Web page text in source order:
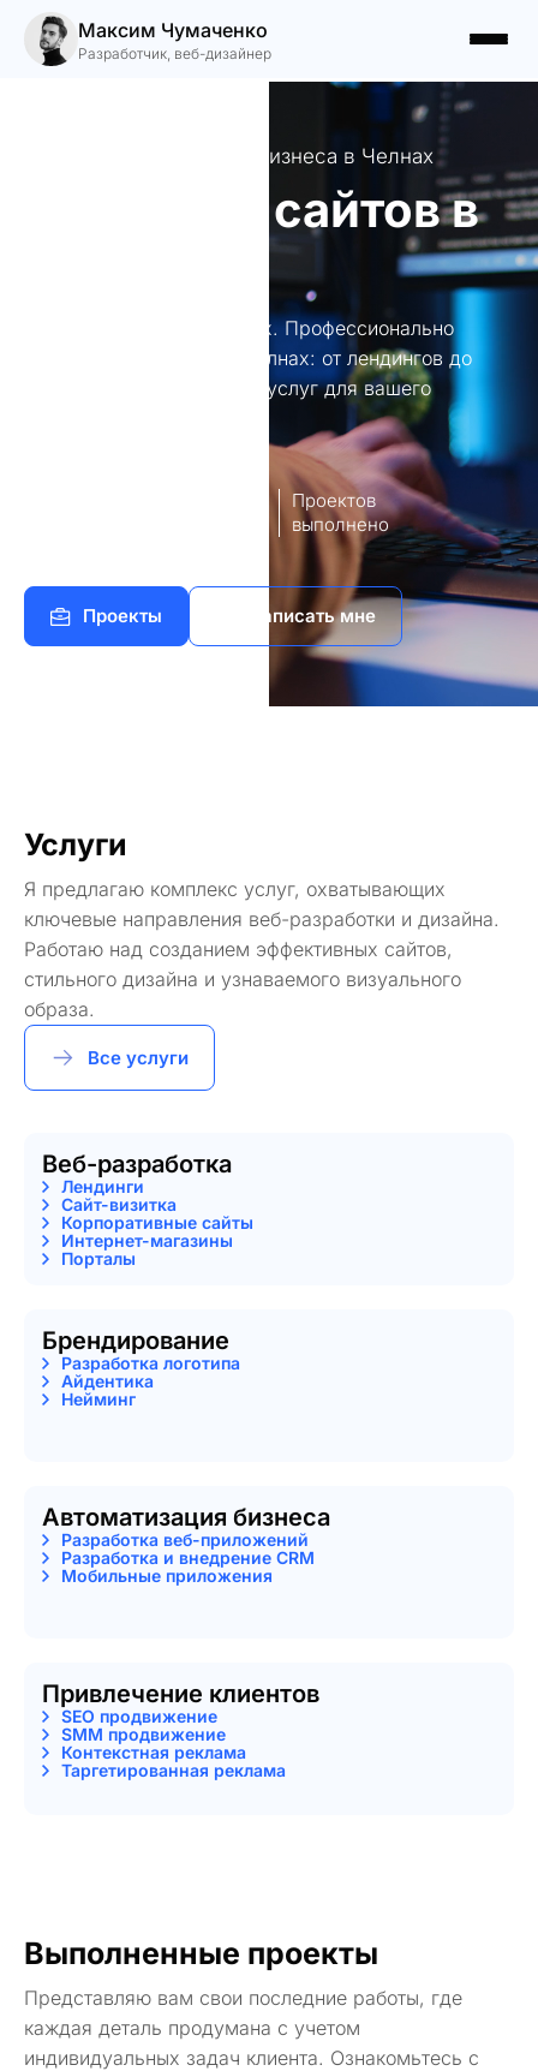
Максим Чумаченко
Разработчик, веб-дизайнер
Разработка сайтов для бизнеса в Челнах
Создание сайтов в
Создание сайтов в Челнах. Профессионально
разрабатываю сайты в Челнах: от лендингов до
порталов. Полный спектр услуг для вашего
Проектов
выполнено
Проекты Написать мне
Услуги
Я предлагаю комплекс услуг, охватывающих
ключевые направления веб-разработки и дизайна.
Работаю над созданием эффективных сайтов,
стильного дизайна и узнаваемого визуального
образа.
Все услуги
Веб-разработка
Лендинги
Сайт-визитка
Корпоративные сайты
Интернет-магазины
Порталы
Брендирование
Разработка логотипа
Айдентика
Нейминг
Автоматизация бизнеса
Разработка веб-приложений
Разработка и внедрение CRM
Мобильные приложения
Привлечение клиентов
SEO продвижение
SMM продвижение
Контекстная реклама
Таргетированная реклама
Выполненные проекты
Представляю вам свои последние работы, где
каждая деталь продумана с учетом
индивидуальных задач клиента. Ознакомьтесь с